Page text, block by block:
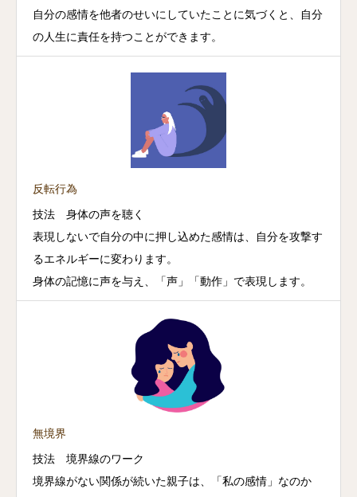
自分の感情を他者のせいにしていたことに気づくと、自分
の人生に責任を持つことができます。
反転行為
技法 身体の声を聴く
表現しないで自分の中に押し込めた感情は、自分を攻撃す
るエネルギーに変わります。
身体の記憶に声を与え、「声」「動作」で表現します。
無境界
技法 境界線のワーク
境界線がない関係が続いた親子は、「私の感情」なのか